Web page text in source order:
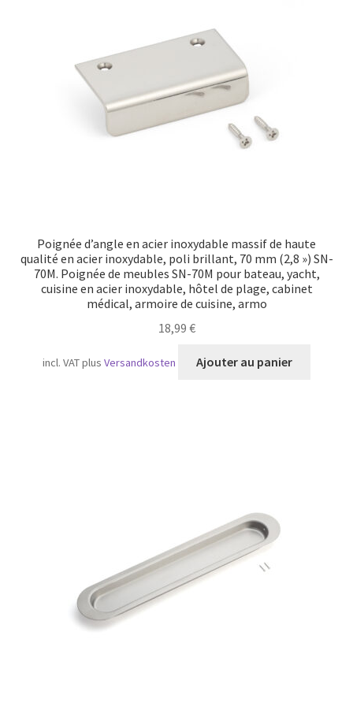
Poignée d’angle en acier inoxydable massif de haute
qualité en acier inoxydable, poli brillant, 70 mm (2,8 ») SN-
70M. Poignée de meubles SN-70M pour bateau, yacht,
cuisine en acier inoxydable, hôtel de plage, cabinet
médical, armoire de cuisine, armo
18,99 €
incl. VATplusVersandkosten Ajouter au panier